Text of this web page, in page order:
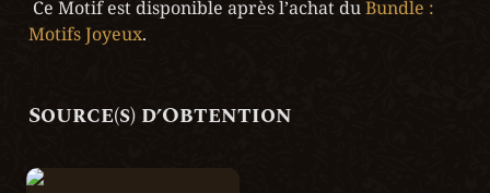
Ce Motif est disponible après l’achat du Bundle :
Motifs Joyeux.
Source(s) d’Obtention
Motifs Joyeux